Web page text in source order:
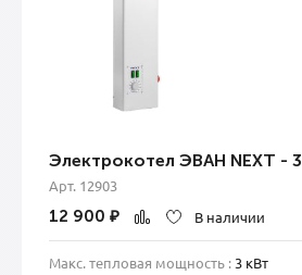
Электрокотел ЭВАН NEXT - 3
Арт. 12903
12 900 ₽ В наличии
Макс. тепловая мощность : 3 кВт